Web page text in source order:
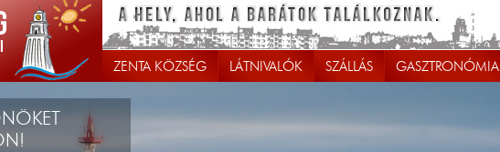
ZENTA KÖZSÉG LÁTNIVALÓK SZÁLLÁS GASZTRONÓMIA